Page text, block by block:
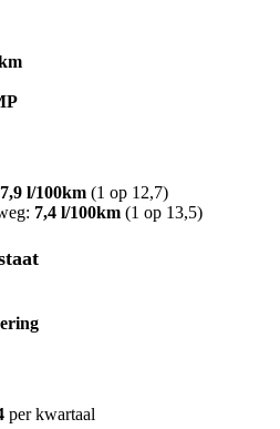
7,9 l/100km (1 op 12,7)
7,4 l/100km (1 op 13,5)
per kwartaal